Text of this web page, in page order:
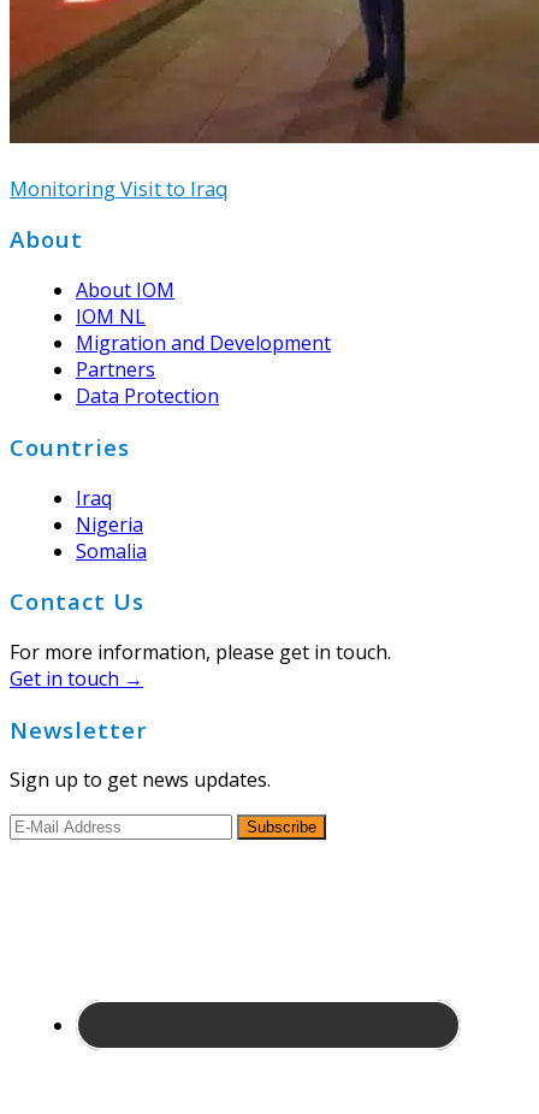
Monitoring Visit to Iraq
Footer
About
About IOM
IOM NL
Migration and Development
Partners
Data Protection
Countries
Iraq
Nigeria
Somalia
Contact Us
For more information, please get in touch.
Get in touch →
Newsletter
Sign up to get news updates.